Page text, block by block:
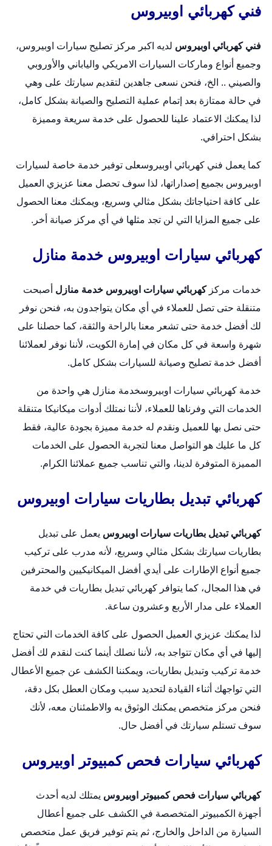
فني كهربائي اوبيروس
فني كهربائي اوبيروس لديه اكبر مركز تصليح سيارات اوبيروس،
وجميع أنواع وماركات السيارات الامريكي والياباني والأوروبي
والصيني .. الخ، فنحن نسعى جاهدين لتقديم سيارتك على وهي
في حالة ممتازة بعد إتمام عملية التصليح والصيانة بشكل كامل،
لذا يمكنك الاعتماد علينا للحصول على خدمة سريعة ومميزة
بشكل احترافي.
كما يعمل فني كهربائي اوبيروسعلى توفير خدمة خاصة لسيارات
اوبيروس بجميع إصداراتها، لذا سوف تحصل معنا عزيزي العميل
على كافة احتياجاتك بشكل مثالي وسريع، ويمكنك معنا الحصول
على جميع المزايا التي لن تجد مثلها في أي مركز صيانة أخر.
كهربائي سيارات اوبيروس خدمة منازل
خدمات مركزكهربائي سيارات اوبيروس خدمة منازل أصبحت
متنقلة حتى تصل للعملاء في أي مكان يتواجدون به، فنحن نوفر
لك أفضل خدمة حتى تشعر معنا بالراحة والثقة، كما حصلنا على
شهرة واسعة في كل مكان في إمارة الكويت، لأننا نوفر لعملائنا
أفضل خدمة تصليح وصيانة للسيارات بشكل كامل.
خدمة كهربائي سيارات اوبيروسخدمة منازل هي واحدة من
الخدمات التي وفرناها للعملاء، لأننا نمتلك أدوات ميكانيكا متنقلة
حتى نصل بها للعميل ونقدم له خدمة مميزة بجودة عالية، فقط
كل ما عليك هو التواصل معنا لتجربة الحصول على الخدمات
المميزة المتوفرة لدينا، والتي تناسب جميع عملائنا الكرام.
كهربائي تبديل بطاريات سيارات اوبيروس
كهربائي تبديل بطاريات سيارات اوبيروس يعمل على تبديل
بطاريات سيارتك بشكل مثالي وسريع، لأنه مدرب على تركيب
جميع أنواع الإطارات على أيدي أفضل الميكانيكيين والمحترفين
في هذا المجال، كما يتوافر كهربائي تبديل بطاريات في خدمة
العملاء على مدار الأربع وعشرون ساعة.
لذا يمكنك عزيزي العميل الحصول على كافة الخدمات التي تحتاج
إليها في أي مكان تتواجد به، لأننا نصلك أينما كنت لنقدم لك أفضل
خدمة تركيب وتبديل بطاريات، ويمكننا الكشف عن جميع الأعطال
التي تواجهك أثناء القيادة لتحديد سبب ومكان العطل بكل دقة،
فنحن مركز متخصص يمكنك الوثوق به والاطمئنان معه، لأنك
سوف تستلم سيارتك في أفضل حال.
كهربائي سيارات فحص كمبيوتر اوبيروس
كهربائي سيارات فحص كمبيوتر اوبيروس يمتلك لديه أحدث
أجهزة الكمبيوتر المتخصصة في الكشف على جميع أعطال
السيارة من الداخل والخارج، ثم يتم توفير فريق عمل متخصص